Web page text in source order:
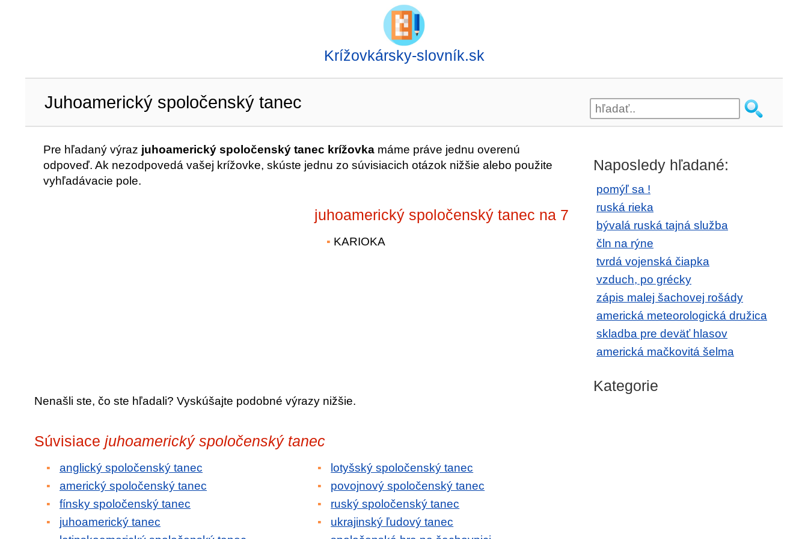
Krížovkársky-slovník.sk
Juhoamerický spoločenský tanec
Pre hľadaný výraz juhoamerický spoločenský tanec krížovka máme práve jednu overenú
odpoveď. Ak nezodpovedá vašej krížovke, skúste jednu zo súvisiacich otázok nižšie alebo použite
vyhľadávacie pole.
juhoamerický spoločenský tanec na 7
KARIOKA
Nenašli ste, čo ste hľadali? Vyskúšajte podobné výrazy nižšie.
Súvisiace juhoamerický spoločenský tanec
anglický spoločenský tanec
americký spoločenský tanec
fínsky spoločenský tanec
juhoamerický tanec
lotyšský spoločenský tanec
povojnový spoločenský tanec
ruský spoločenský tanec
ukrajinský ľudový tanec
Naposledy hľadané:
pomýľ sa !
ruská rieka
bývalá ruská tajná služba
čln na rýne
tvrdá vojenská čiapka
vzduch, po grécky
zápis malej šachovej rošády
americká meteorologická družica
skladba pre deväť hlasov
americká mačkovitá šelma
Kategorie